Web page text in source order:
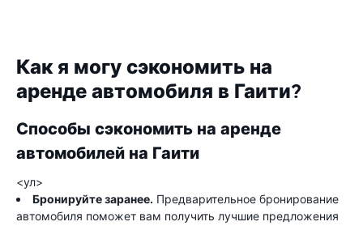
Как я могу сэкономить на
аренде автомобиля в Гаити?
Способы сэкономить на аренде
автомобилей на Гаити
<ул>
Бронируйте заранее. Предварительное бронирование
автомобиля поможет вам получить лучшие предложения